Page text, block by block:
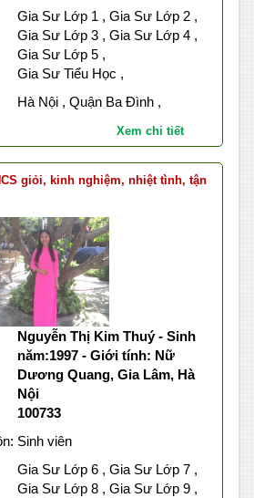
Gia Sư Lớp 1 , Gia Sư Lớp 2 ,
Gia Sư Lớp 3 , Gia Sư Lớp 4 ,
Gia Sư Lớp 5 ,
Gia Sư Tiểu Học ,
Hà Nội , Quận Ba Đình ,
Xem chi tiết
giỏi, kinh nghiệm, nhiệt tình, tận
Nguyễn Thị Kim Thuý - Sinh
năm:1997 - Giới tính: Nữ
Dương Quang, Gia Lâm, Hà
Nội
100733
Sinh viên
Gia Sư Lớp 6 , Gia Sư Lớp 7 ,
Gia Sư Lớp 8 , Gia Sư Lớp 9 ,